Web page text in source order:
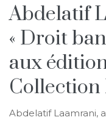
Abdelatif
« Droit
aux
Collection
Abdelatif Laamrani,